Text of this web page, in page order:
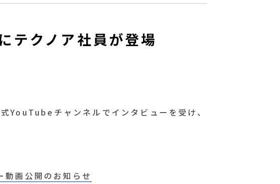
テクノア社員が登場
YouTubeチャンネルでインタビューを受け、
画公開のお知らせ